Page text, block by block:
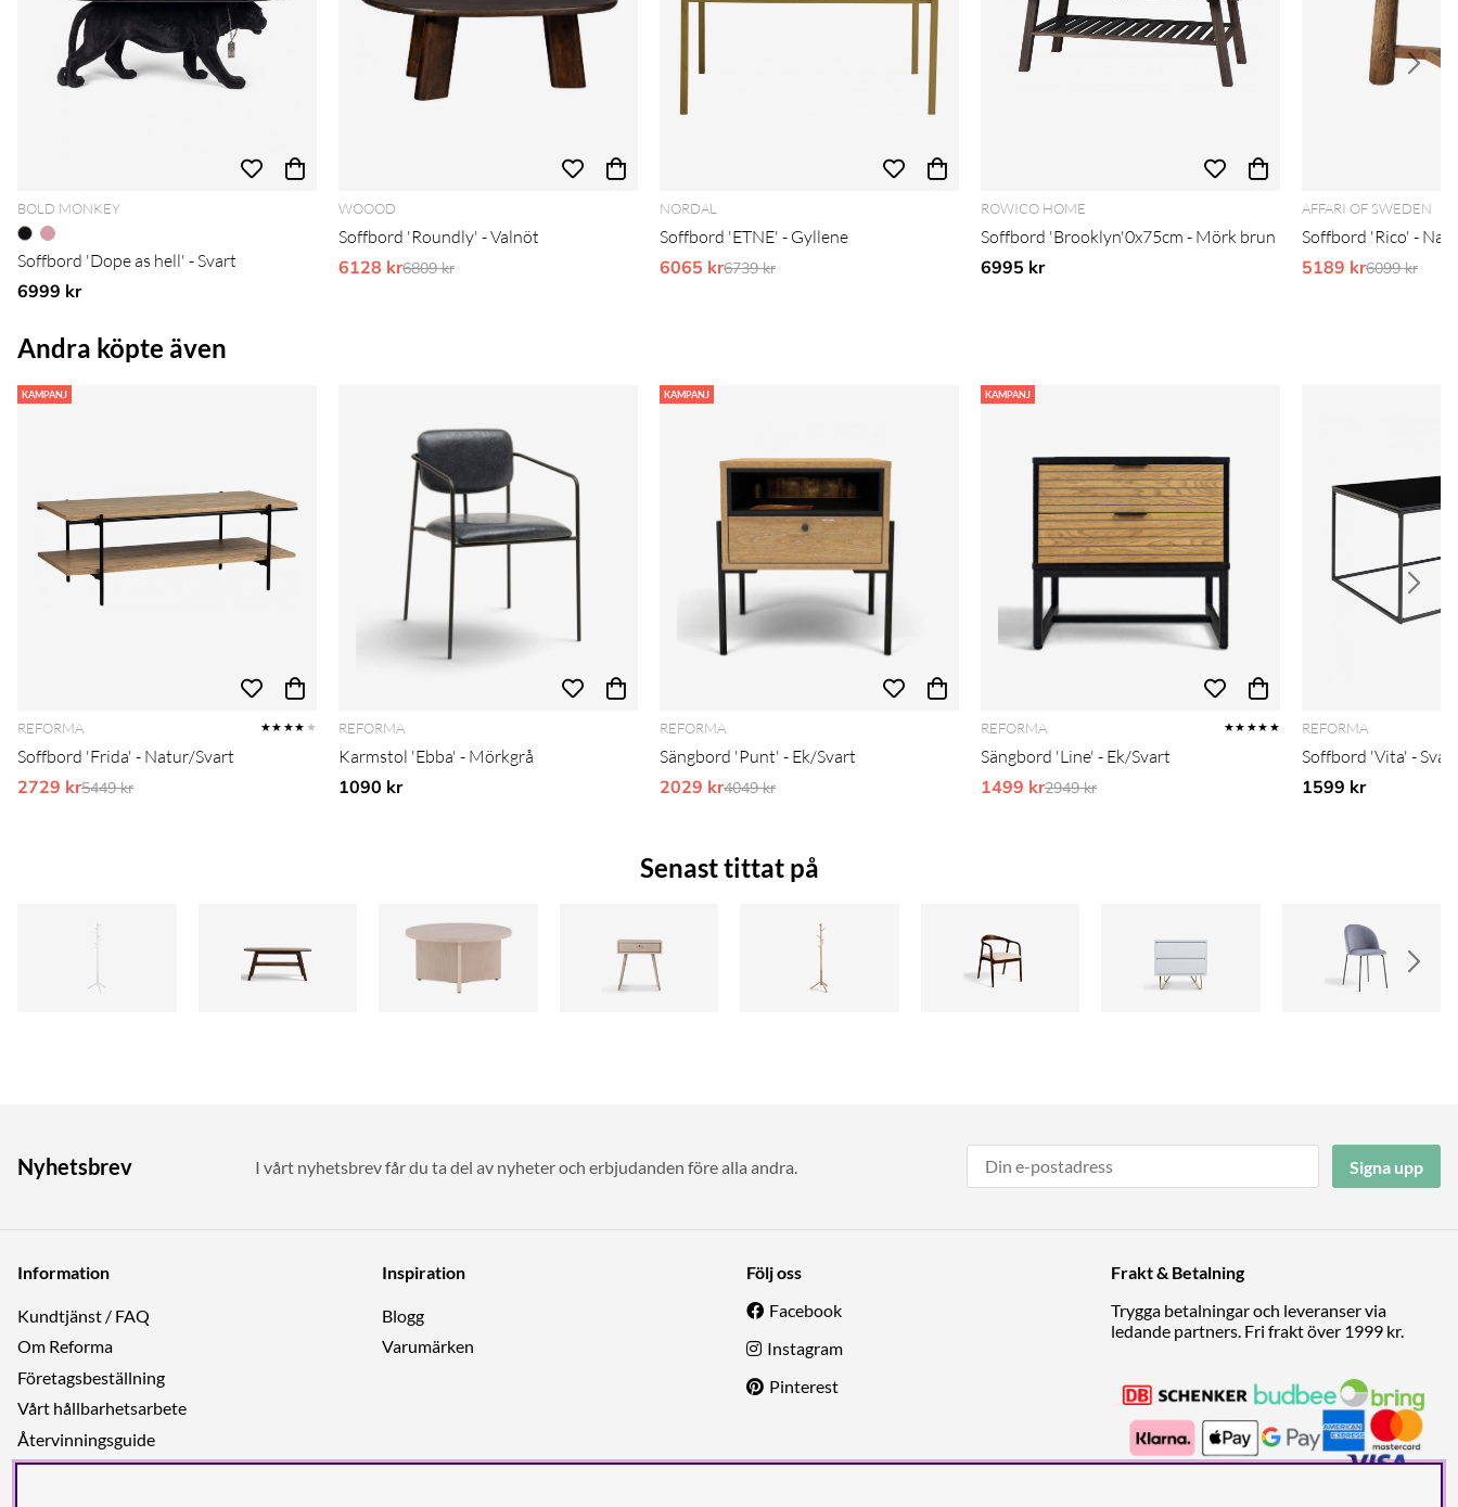
BOLD MONKEY
Soffbord 'Dope as hell' - Svart
6999 kr
WOOOD
Soffbord 'Roundly' - Valnöt
6128 krOrdinarie pris:
6809 kr
NORDAL
Soffbord 'ETNE' - Gyllene
6065 krOrdinarie pris:
6739 kr
ROWICO HOME
Soffbord 'Brooklyn'0x75cm - Mörk brun
6995 kr
AFFARI OF SWEDEN
Soffbord 'Rico' -
5189 krOrdinarie
6099 kr
Andra köpte även
KAMPANJ
REFORMA ★★★★ ★
Soffbord 'Frida' - Natur/Svart
2729 krOrdinarie pris:
5449 kr
REFORMA
Karmstol 'Ebba' - Mörkgrå
1090 kr
KAMPANJ
REFORMA
Sängbord 'Punt' - Ek/Svart
2029 krOrdinarie pris:
4049 kr
KAMPANJ
REFORMA ★★★★★
Sängbord 'Line' - Ek/Svart
1499 krOrdinarie pris:
2949 kr
REFORMA
Soffbord 'Vita' - Svart
1599 kr
Senast tittat på
Nyhetsbrev I vårt nyhetsbrev får du ta del av nyheter och erbjudanden före alla andra. Signa upp
Information
Kundtjänst / FAQ
Om Reforma
Företagsbeställning
Vårt hållbarhetsarbete
Återvinningsguide
Integritetspolicy
Inspiration
Blogg
Varumärken
Följ oss
Facebook
Instagram
Pinterest
Frakt & Betalning
Trygga betalningar och leveranser via
ledande partners. Fri frakt över 1999 kr.